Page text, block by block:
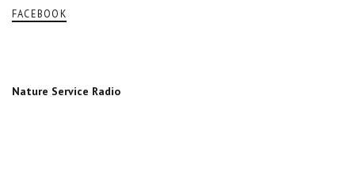
FACEBOOK
Nature Service Radio